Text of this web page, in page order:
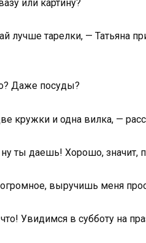
или картину?
лучше тарелки, — Татьяна
Даже посуды?
кружки и одна вилка, —
ну ты даешь! Хорошо,
выручишь меня
Увидимся в субботу на